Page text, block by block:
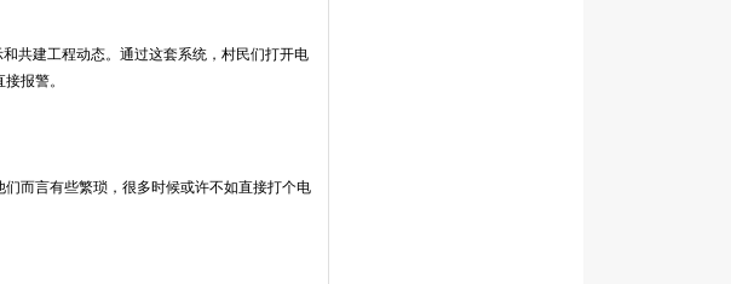
共建工程动态。通过这套系统，村民们打开电
报警。
而言有些繁琐，很多时候或许不如直接打个电